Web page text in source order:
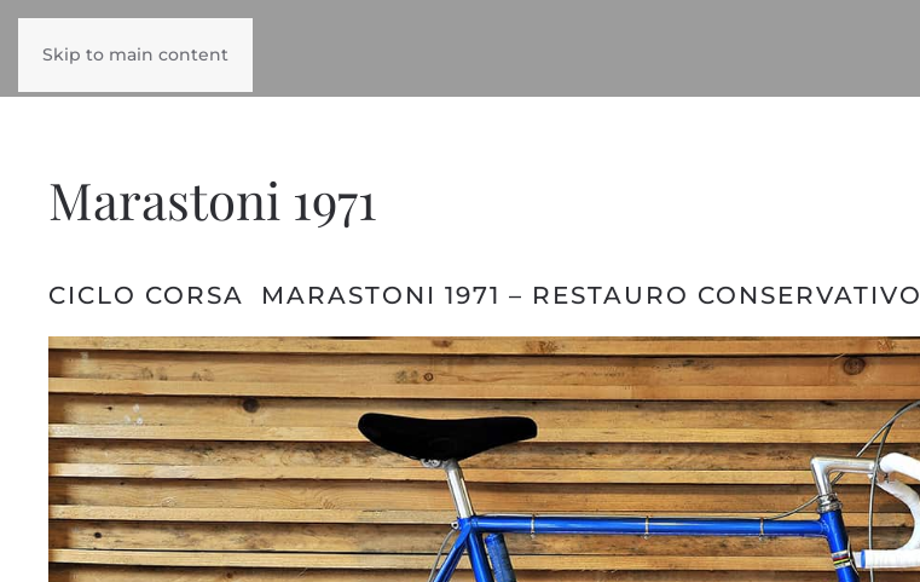
Skip to main content
Marastoni 1971
CICLO CORSA MARASTONI 1971 – RESTAURO CONSERVATIVO